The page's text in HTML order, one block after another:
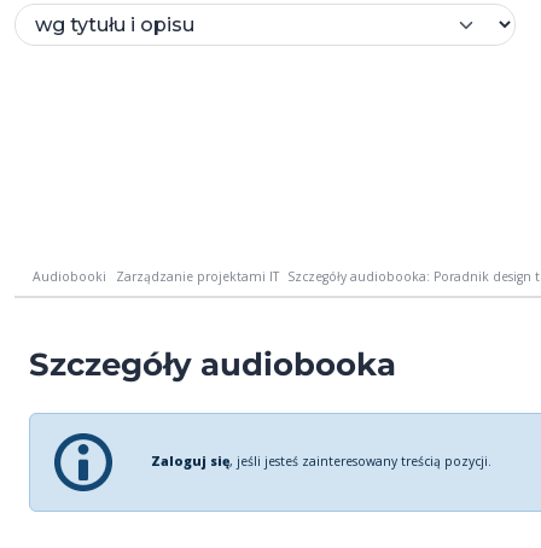
Audiobooki Zarządzanie projektami IT Szczegóły audiobooka: Poradnik design
Szczegóły audiobooka
Zaloguj się, jeśli jesteś zainteresowany treścią pozycji.